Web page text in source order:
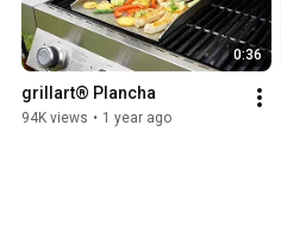
0:36
grillart® Plancha
94K views • 1 year ago